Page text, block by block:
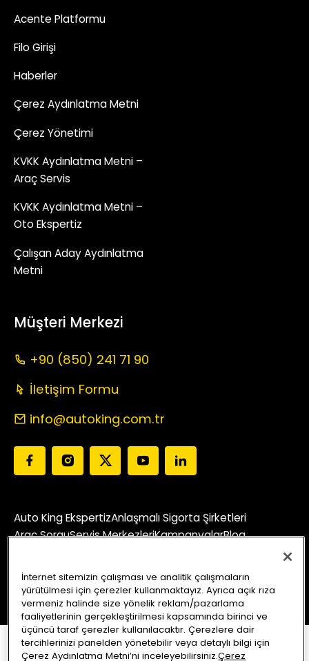
Acente Platformu
Filo Girişi
Haberler
Çerez Aydınlatma Metni
Çerez Yönetimi
KVKK Aydınlatma Metni –
Araç Servis
KVKK Aydınlatma Metni –
Oto Ekspertiz
Çalışan Aday Aydınlatma
Metni
Müşteri Merkezi
+90 (850) 241 71 90
İletişim Formu
info@autoking.com.tr
Auto King EkspertizAnlaşmalı Sigorta Şirketleri
Araç SorguServis MerkezleriKampanyalarBlog
Bizi Arayın Yol Tarifi Alın
İnternet sitemizin çalışması ve analitik çalışmaların
yürütülmesi için çerezler kullanmaktayız. Ayrıca açık rıza
vermeniz halinde size yönelik reklam/pazarlama
faaliyetlerinin gerçekleştirilmesi kapsamında birinci ve
üçüncü taraf çerezler kullanılacaktır. Çerezlere dair
tercihlerinizi panelden yönetebilir veya detaylı bilgi için
Çerez Aydınlatma Metni’ni inceleyebilirsiniz.Çerez